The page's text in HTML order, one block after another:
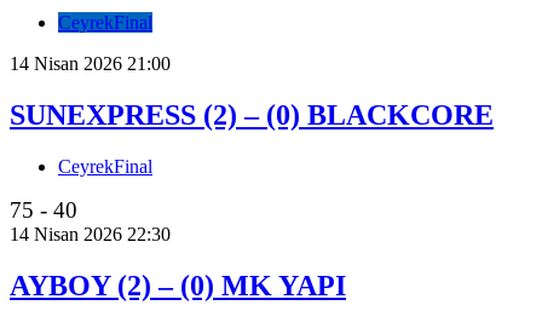
CeyrekFinal
14 Nisan 2026 21:00
SUNEXPRESS (2) – (0) BLACKCORE
CeyrekFinal
75 - 40
14 Nisan 2026 22:30
AYBOY (2) – (0) MK YAPI